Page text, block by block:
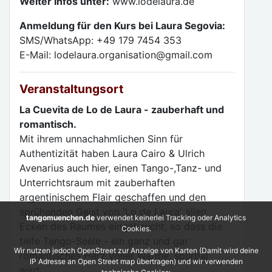
Anmeldung für den Kurs bei Laura Segovia:
SMS/WhatsApp: +49 179 7454 353
E-Mail: lodelaura.organisation@gmail.com
Veranstaltungsort
La Cuevita de Lo de Laura - zauberhaft und
romantisch.
Mit ihrem unnachahmlichen Sinn für
Authentizität haben Laura Cairo & Ulrich
Avenarius auch hier, einen Tango-,Tanz- und
Unterrichtsraum mit zauberhaften
argentinischem Flair geschaffen und den
sprühenden Geist von 'Lo de Laura' allen
Ecken des Raumes eingehaucht, so dass die
romantisches Herz voller Wärme, spürbar
tangomuenchen.de verwendet keinerlei Tracking oder Analytics
Cookies.
Wir nutzen jedoch OpenStreet zur Anzeige von Karten (Damit wird deine
IP Adresse an Open Street map übertragen) und wir verwenden